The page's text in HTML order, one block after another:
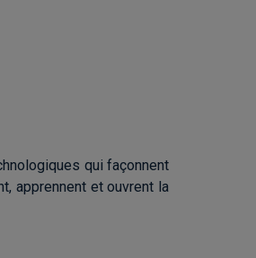
qui façonnent
apprennent et ouvrent la